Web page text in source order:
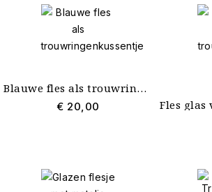
Blauwe fles als trouwringenkussentje
€ 20,00